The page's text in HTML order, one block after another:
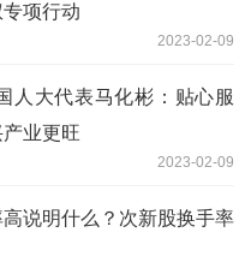
项行动
2023-02-09
人大代表马化彬：贴心服
业更旺
2023-02-09
说明什么？次新股换手率